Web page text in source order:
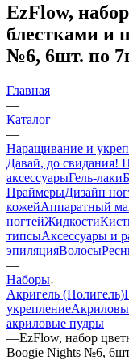
EzFlow,
блестками и
№6, 6шт. по
Главная
—
Каталог
—
Наращивание и
Давай, до свидания!
аксессуарыГель-лаки
ПраймерыДизайн
кожейАппаратный
ногтейЖидкости
типсыАксессуары и
эпиляцияВолосы
—
Наборы
Акригель (Полигель)
укрепление
акриловые пудры
—EzFlow, набор
Boogie Nights №6,